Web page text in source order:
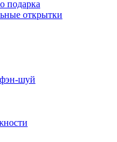
подарка
открытки
шуй